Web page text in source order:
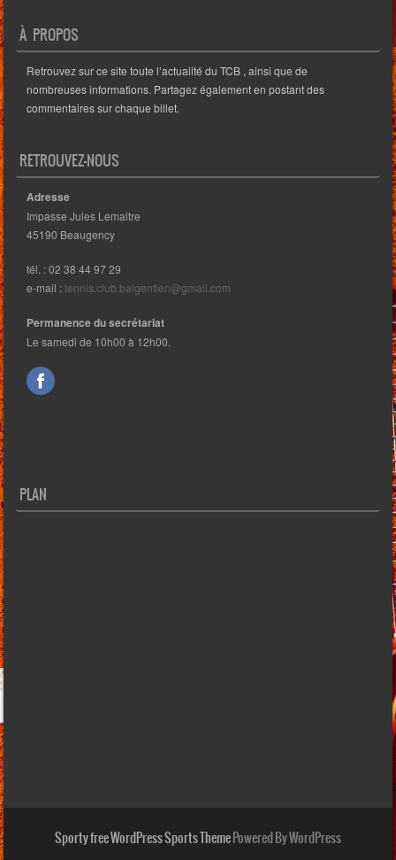
À PROPOS
Retrouvez sur ce site toute l’actualité du TCB , ainsi que de
nombreuses informations. Partagez également en postant des
commentaires sur chaque billet.
RETROUVEZ-NOUS
Adresse
Impasse Jules Lemaitre
45190 Beaugency
tél. : 02 38 44 97 29
e-mail :tennis.club.balgentien@gmail.com
Permanence du secrétariat
Le samedi de 10h00 à 12h00.
PLAN
Sporty free WordPress Sports ThemePowered By WordPress